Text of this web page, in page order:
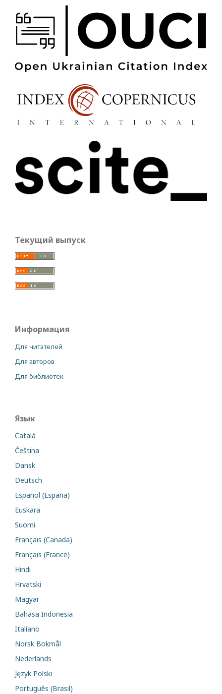
Текущий выпуск
Информация
Для читателей
Для авторов
Для библиотек
Язык
Català
Čeština
Dansk
Deutsch
Español (España)
Euskara
Suomi
Français (Canada)
Français (France)
Hindi
Hrvatski
Magyar
Bahasa Indonesia
Italiano
Norsk Bokmål
Nederlands
Język Polski
Português (Brasil)